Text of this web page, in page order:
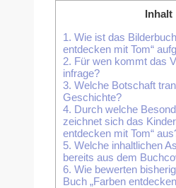
Inhalt
1. Wie ist das
entdecken mit Tom“
2. Für wen kommt das
infrage?
3. Welche Botschaft
Geschichte?
4. Durch welche
zeichnet sich das
entdecken mit Tom“
5. Welche inhaltlichen
bereits aus dem
6. Wie bewerten
Buch „Farben